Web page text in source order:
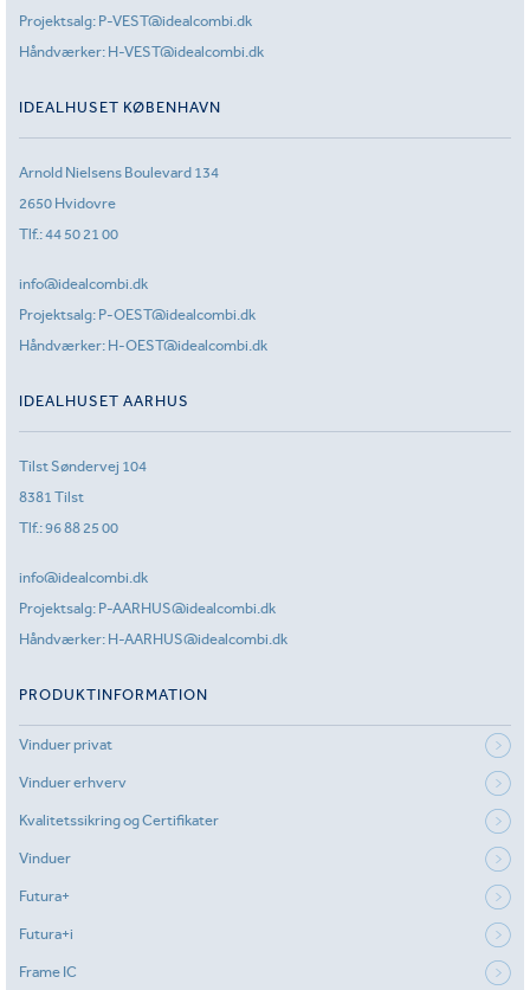
Projektsalg: P-VEST@idealcombi.dk
Håndværker: H-VEST@idealcombi.dk
IDEALHUSET KØBENHAVN
Arnold Nielsens Boulevard 134
2650 Hvidovre
Tlf.:44 50 21 00
info@idealcombi.dk
Projektsalg: P-OEST@idealcombi.dk
Håndværker: H-OEST@idealcombi.dk
IDEALHUSET AARHUS
Tilst Søndervej 104
8381 Tilst
Tlf.:96 88 25 00
info@idealcombi.dk
Projektsalg: P-AARHUS@idealcombi.dk
Håndværker: H-AARHUS@idealcombi.dk
PRODUKTINFORMATION
Vinduer privat
Vinduer erhverv
Kvalitetssikring og Certifikater
Vinduer
Futura+
Futura+i
Frame IC